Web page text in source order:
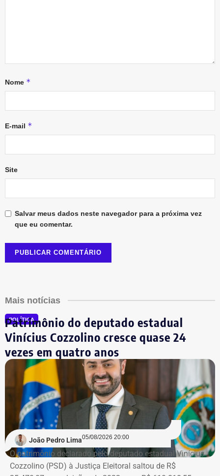
Nome *
E-mail *
Site
Salvar meus dados neste navegador para a próxima vez
que eu comentar.
Mais notícias
POLÍTICA
Patrimônio do deputado estadual
Vinícius Cozzolino cresce quase 24
vezes em quatro anos
João Pedro Lima05/08/2026 20:00
O patrimônio declarado pelo deputado estadual Vinícius
Cozzolino (PSD) à Justiça Eleitoral saltou de R$